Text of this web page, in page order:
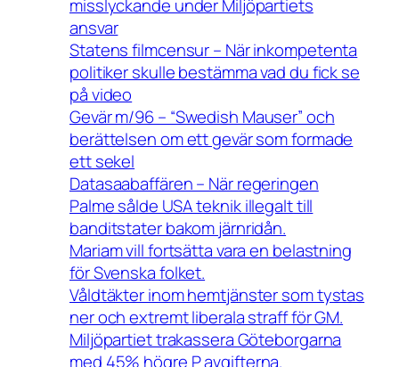
misslyckande under Miljöpartiets
ansvar
Statens filmcensur – När inkompetenta
politiker skulle bestämma vad du fick se
på video
Gevär m/96 – “Swedish Mauser” och
berättelsen om ett gevär som formade
ett sekel
Datasaabaffären – När regeringen
Palme sålde USA teknik illegalt till
banditstater bakom järnridån.
Mariam vill fortsätta vara en belastning
för Svenska folket.
Våldtäkter inom hemtjänster som tystas
ner och extremt liberala straff för GM.
Miljöpartiet trakassera Göteborgarna
med 45% högre P avgifterna.